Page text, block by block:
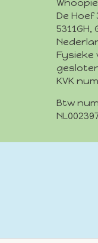
Whoopie
De Hoef
Fysieke
KVK
Btw